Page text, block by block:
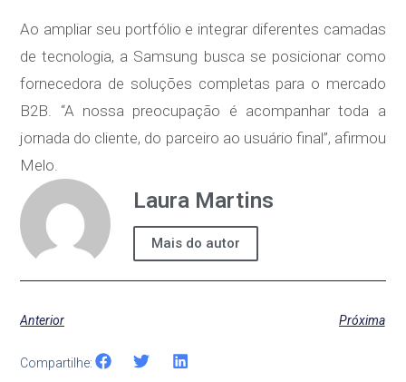
Ao ampliar seu portfólio e integrar diferentes camadas
de tecnologia, a Samsung busca se posicionar como
fornecedora de soluções completas para o mercado
B2B. “A nossa preocupação é acompanhar toda a
jornada do cliente, do parceiro ao usuário final”, afirmou
Melo.
Laura Martins
Mais do autor
Anterior Próxima
Compartilhe: